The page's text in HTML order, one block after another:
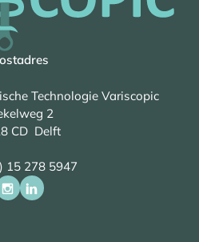
Technologie Variscopic
2
CD Delft
15 278 5947